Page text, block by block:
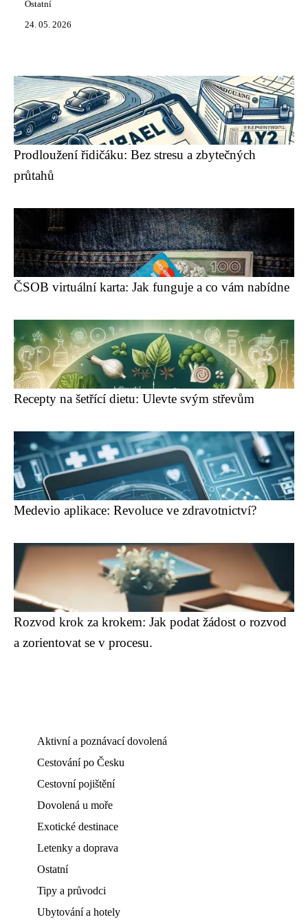
Ostatní
24. 05. 2026
Prodloužení řidičáku: Bez stresu a zbytečných
průtahů
ČSOB virtuální karta: Jak funguje a co vám nabídne
Recepty na šetřící dietu: Ulevte svým střevům
Medevio aplikace: Revoluce ve zdravotnictví?
Rozvod krok za krokem: Jak podat žádost o rozvod
a zorientovat se v procesu.
Aktivní a poznávací dovolená
Cestování po Česku
Cestovní pojištění
Dovolená u moře
Exotické destinace
Letenky a doprava
Ostatní
Tipy a průvodci
Ubytování a hotely